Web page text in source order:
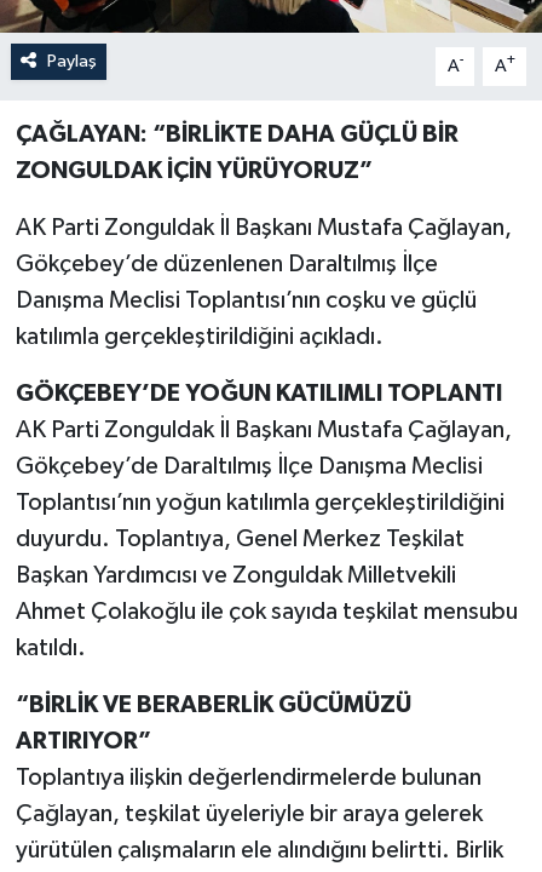
Paylaş A- A+
ÇAĞLAYAN: “BİRLİKTE DAHA GÜÇLÜ BİR
ZONGULDAK İÇİN YÜRÜYORUZ”
AK Parti Zonguldak İl Başkanı Mustafa Çağlayan,
Gökçebey’de düzenlenen Daraltılmış İlçe
Danışma Meclisi Toplantısı’nın coşku ve güçlü
katılımla gerçekleştirildiğini açıkladı.
GÖKÇEBEY’DE YOĞUN KATILIMLI TOPLANTI
AK Parti Zonguldak İl Başkanı Mustafa Çağlayan,
Gökçebey’de Daraltılmış İlçe Danışma Meclisi
Toplantısı’nın yoğun katılımla gerçekleştirildiğini
duyurdu. Toplantıya, Genel Merkez Teşkilat
Başkan Yardımcısı ve Zonguldak Milletvekili
Ahmet Çolakoğlu ile çok sayıda teşkilat mensubu
katıldı.
“BİRLİK VE BERABERLİK GÜCÜMÜZÜ
ARTIRIYOR”
Toplantıya ilişkin değerlendirmelerde bulunan
Çağlayan, teşkilat üyeleriyle bir araya gelerek
yürütülen çalışmaların ele alındığını belirtti. Birlik
Dergim